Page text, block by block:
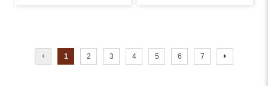
1 2 3 4 5 6 7